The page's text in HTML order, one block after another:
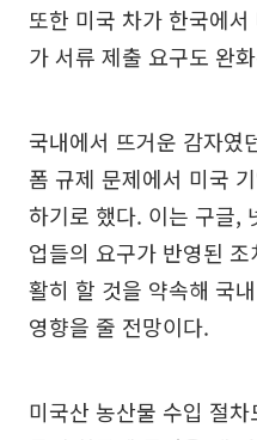
또한 미국 차가 한국에
가 서류 제출 요구도 완
국내에서 뜨거운 감자였
폼 규제 문제에서 미국
하기로 했다. 이는 구글,
업들의 요구가 반영된
활히 할 것을 약속해 국
영향을 줄 전망이다.
미국산 농산물 수입 절